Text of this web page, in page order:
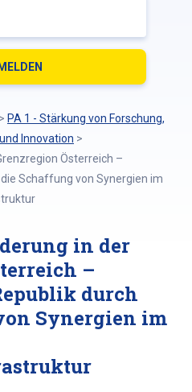
> PA 1 - Stärkung von Forschung,
Innovation >
Österreich –
Schaffung von Synergien im
in der
–
durch
Synergien im